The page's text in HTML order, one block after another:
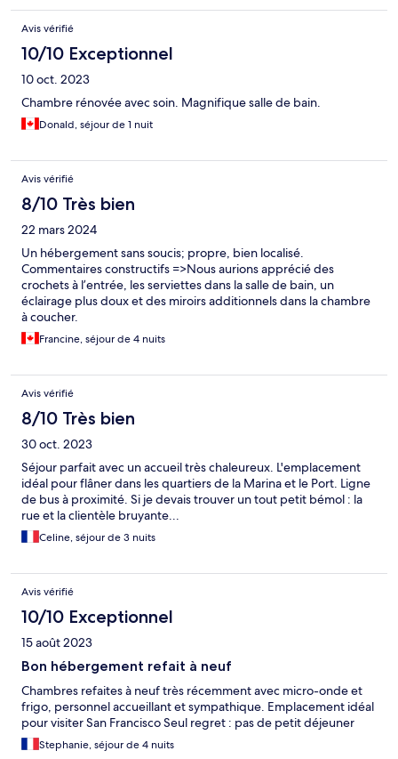
Avis vérifié
10/10 Exceptionnel
10 oct. 2023
Chambre rénovée avec soin. Magnifique salle de bain.
Donald, séjour de 1 nuit
Avis vérifié
8/10 Très bien
22 mars 2024
Un hébergement sans soucis; propre, bien localisé.
Commentaires constructifs =>Nous aurions apprécié des
crochets à l’entrée, les serviettes dans la salle de bain, un
éclairage plus doux et des miroirs additionnels dans la chambre
à coucher.
Francine, séjour de 4 nuits
Avis vérifié
8/10 Très bien
30 oct. 2023
Séjour parfait avec un accueil très chaleureux. L'emplacement
idéal pour flâner dans les quartiers de la Marina et le Port. Ligne
de bus à proximité. Si je devais trouver un tout petit bémol : la
rue et la clientèle bruyante...
Celine, séjour de 3 nuits
Avis vérifié
10/10 Exceptionnel
15 août 2023
Bon hébergement refait à neuf
Chambres refaites à neuf très récemment avec micro-onde et
frigo, personnel accueillant et sympathique. Emplacement idéal
pour visiter San Francisco Seul regret : pas de petit déjeuner
Stephanie, séjour de 4 nuits